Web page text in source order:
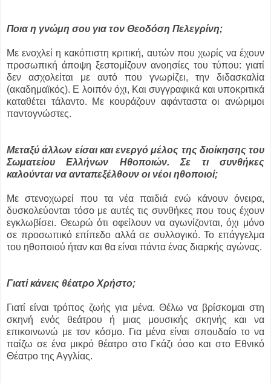
Ποια η γνώμη σου για τον Θεοδόση Πελεγρίνη;
Με ενοχλεί η κακόπιστη κριτική, αυτών που χωρίς να έχουν
προσωπική άποψη ξεστομίζουν ανοησίες του τύπου: γιατί
δεν ασχολείται με αυτό που γνωρίζει, την διδασκαλία
(ακαδημαϊκός). Ε λοιπόν όχι, Και συγγραφικά και υποκριτικά
καταθέτει τάλαντο. Με κουράζουν αφάνταστα οι ανώριμοι
παντογνώστες.
Μεταξύ άλλων είσαι και ενεργό μέλος της διοίκησης του
Σωματείου Ελλήνων Ηθοποιών. Σε τι συνθήκες
καλούνται να ανταπεξέλθουν οι νέοι ηθοποιοί;
Με στενοχωρεί που τα νέα παιδιά ενώ κάνουν όνειρα,
δυσκολεύονται τόσο με αυτές τις συνθήκες που τους έχουν
εγκλωβίσει. Θεωρώ ότι οφείλουν να αγωνίζονται, όχι μόνο
σε προσωπικό επίπεδο αλλά σε συλλογικό. Το επάγγελμα
του ηθοποιού ήταν και θα είναι πάντα ένας διαρκής αγώνας.
Γιατί κάνεις θέατρο Χρήστο;
Γιατί είναι τρόπος ζωής για μένα. Θέλω να βρίσκομαι στη
σκηνή ενός θεάτρου ή μιας μουσικής σκηνής και να
επικοινωνώ με τον κόσμο. Για μένα είναι σπουδαίο το να
παίζω σε ένα μικρό θέατρο στο Γκάζι όσο και στο Εθνικό
Θέατρο της Αγγλίας.